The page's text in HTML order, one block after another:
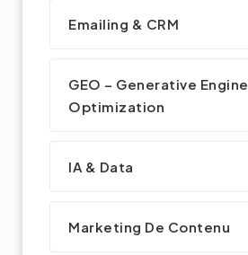
Emailing & CRM
GEO – Generative Engine
Optimization
IA & Data
Marketing De Contenu